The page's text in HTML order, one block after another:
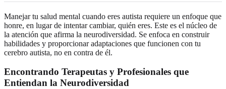
Manejar tu salud mental cuando eres autista requiere un enfoque que
honre, en lugar de intentar cambiar, quién eres. Este es el núcleo de
la atención que afirma la neurodiversidad. Se enfoca en construir
habilidades y proporcionar adaptaciones que funcionen con tu
cerebro autista, no en contra de él.
Encontrando Terapeutas y Profesionales que
Entiendan la Neurodiversidad